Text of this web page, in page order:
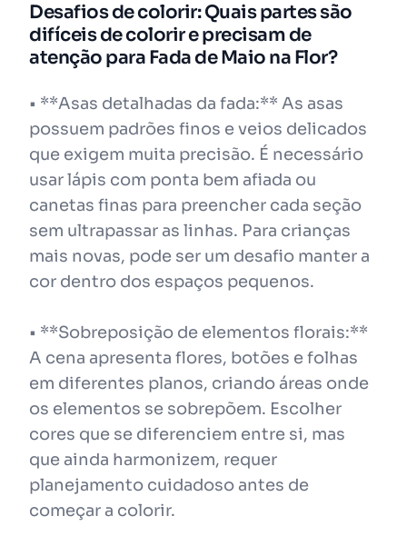
Desafios de colorir: Quais partes são
difíceis de colorir e precisam de
atenção para Fada de Maio na Flor?
• **Asas detalhadas da fada:** As asas
possuem padrões finos e veios delicados
que exigem muita precisão. É necessário
usar lápis com ponta bem afiada ou
canetas finas para preencher cada seção
sem ultrapassar as linhas. Para crianças
mais novas, pode ser um desafio manter a
cor dentro dos espaços pequenos.
• **Sobreposição de elementos florais:**
A cena apresenta flores, botões e folhas
em diferentes planos, criando áreas onde
os elementos se sobrepõem. Escolher
cores que se diferenciem entre si, mas
que ainda harmonizem, requer
planejamento cuidadoso antes de
começar a colorir.